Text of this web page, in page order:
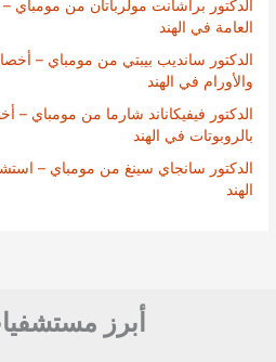
الدكتور براشانت مولرباتان من مومباي
العامة في الهند
الدكتور سانديب بيبتي من مومباي –
والأورام في الهند
الدكتور فيفيكاناند شارما من مومباي –
بالروبوتات في الهند
الدكتور سانجاي سينغ من مومباي –
الهند
أبرز